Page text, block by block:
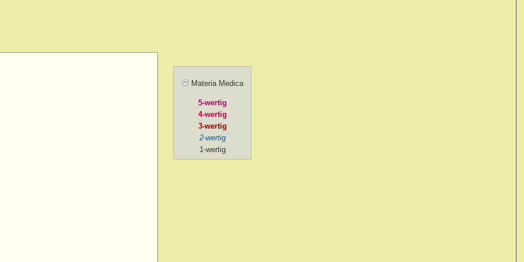
agg.
Materia Medica
5-wertig
4-wertig
3-wertig
2-wertig
1-wertig